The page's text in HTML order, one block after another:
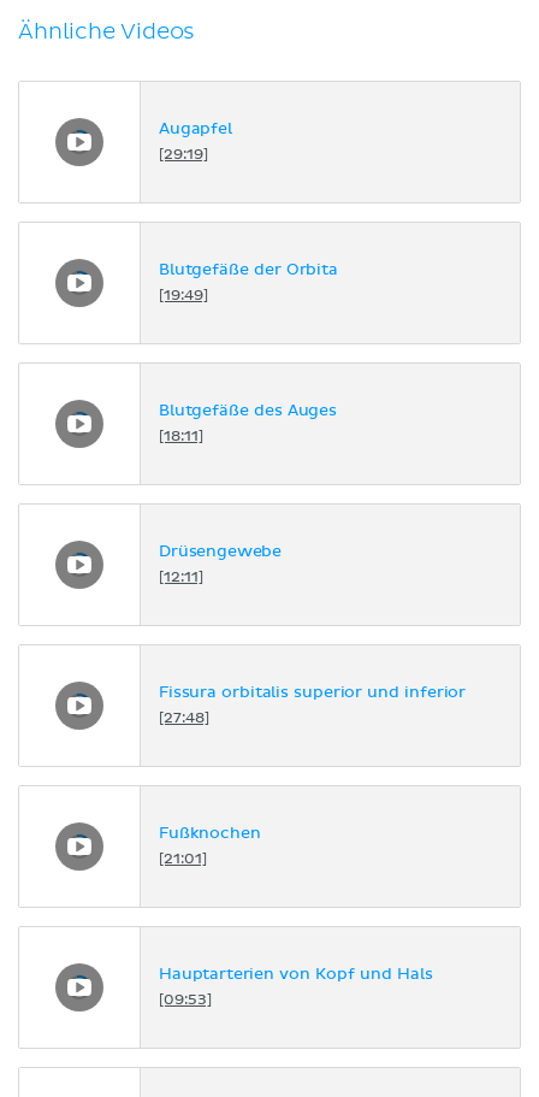
Ähnliche Videos
Augapfel
[29:19]
Blutgefäße der Orbita
[19:49]
Blutgefäße des Auges
[18:11]
Drüsengewebe
[12:11]
Fissura orbitalis superior und inferior
[27:48]
Fußknochen
[21:01]
Hauptarterien von Kopf und Hals
[09:53]